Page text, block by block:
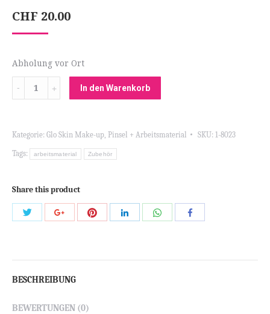
CHF 20.00
Abholung vor Ort
Menge
In den Warenkorb
Kategorie: Glo Skin Make-up Pinsel + Arbeitsmaterial SKU: 1-8023
Tags: arbeitsmaterial Zubehör
Share this product
Share
Share
Share
Share
Share
BESCHREIBUNG
BEWERTUNGEN (0)